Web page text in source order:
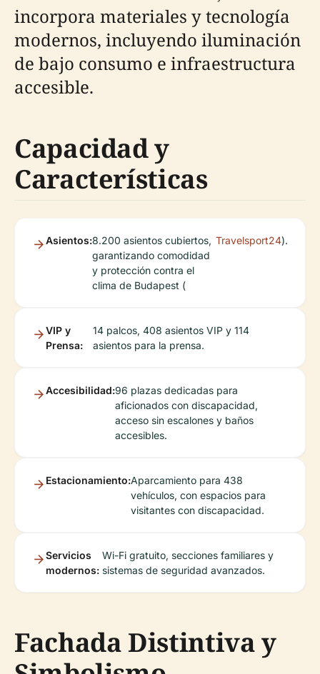
incorpora materiales y tecnología
modernos, incluyendo iluminación
de bajo consumo e infraestructura
accesible.
Capacidad y
Características
Asientos:8.200 asientos cubiertos,
garantizando comodidad
y protección contra el
clima de Budapest (
Travelsport24).
VIP y
Prensa:
14 palcos, 408 asientos VIP y 114
asientos para la prensa.
Accesibilidad:96 plazas dedicadas para
aficionados con discapacidad,
acceso sin escalones y baños
accesibles.
Estacionamiento:Aparcamiento para 438
vehículos, con espacios para
visitantes con discapacidad.
Servicios
modernos:
Wi-Fi gratuito, secciones familiares y
sistemas de seguridad avanzados.
Fachada Distintiva y